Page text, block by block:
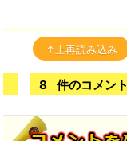
↑上再読み込み
8 件のコメント